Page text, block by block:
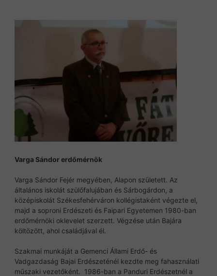
Varga Sándorerdőmérnök
Varga Sándor Fejér megyében, Alapon született. Az
általános iskolát szülőfalujában és Sárbogárdon, a
középiskolát Székesfehérváron kollégistaként végezte el,
majd a soproni Erdészeti és Faipari Egyetemen 1980-ban
erdőmérnöki oklevelet szerzett. Végzése után Bajára
költözött, ahol családjával él.
Szakmai munkáját a Gemenci Állami Erdő- és
Vadgazdaság Bajai Erdészeténél kezdte meg fahasználati
műszaki vezetőként. 1986-ban a Panduri Erdészetnél a